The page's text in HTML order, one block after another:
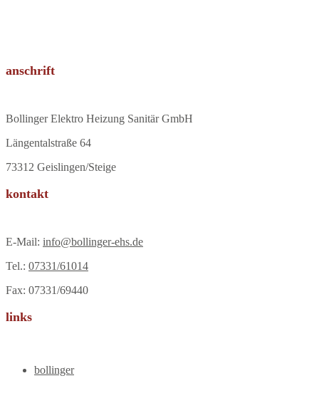
anschrift
Bollinger Elektro Heizung Sanitär GmbH
Längentalstraße 64
73312 Geislingen/Steige
kontakt
E-Mail: info@bollinger-ehs.de
Tel.: 07331/61014
Fax: 07331/69440
links
bollinger